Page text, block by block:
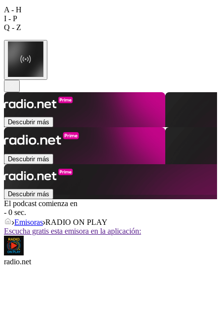
A - H
I - P
Q - Z
Descubrir más
Descubrir más
Descubrir más
El podcast comienza en
- 0 sec.
Emisoras RADIO ON PLAY
Escucha gratis esta emisora en la aplicación:
radio.net